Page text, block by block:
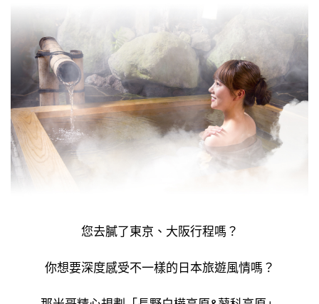
您去膩了東京、大阪行程嗎？
你想要深度感受不一樣的日本旅遊風情嗎？